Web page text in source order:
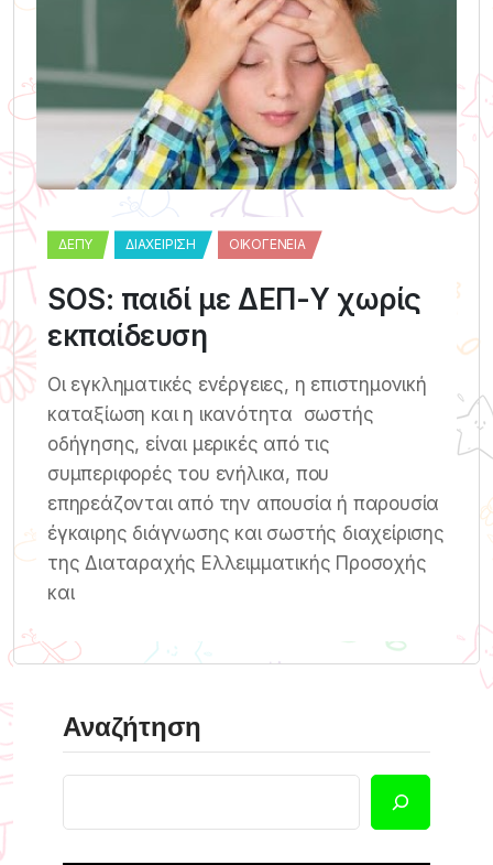
ΔΕΠΥ ΔΙΑΧΕΊΡΙΣΗ ΟΙΚΟΓΈΝΕΙΑ
SOS: παιδί με ΔΕΠ-Υ χωρίς
εκπαίδευση
Οι εγκληματικές ενέργειες, η επιστημονική
καταξίωση και η ικανότητα σωστής
οδήγησης, είναι μερικές από τις
συμπεριφορές του ενήλικα, που
επηρεάζονται από την απουσία ή παρουσία
έγκαιρης διάγνωσης και σωστής διαχείρισης
της Διαταραχής Ελλειμματικής Προσοχής
και
Αναζήτηση